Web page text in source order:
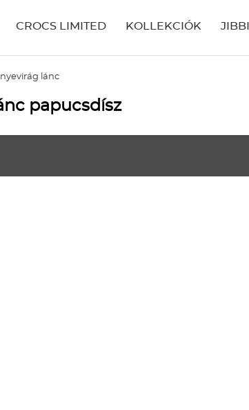
CROCS LIMITED KOLLEKCIÓK
lánc
papucsdísz